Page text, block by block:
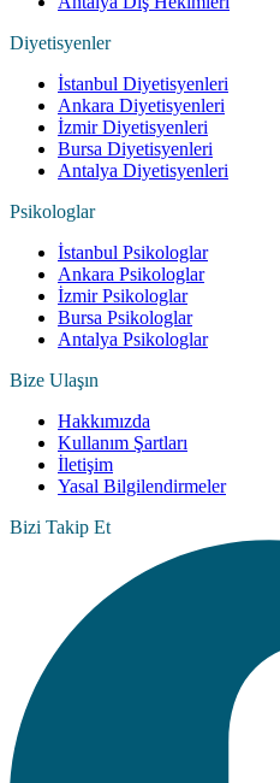
Diyetisyenler
İstanbul Diyetisyenleri
Ankara Diyetisyenleri
İzmir Diyetisyenleri
Bursa Diyetisyenleri
Antalya Diyetisyenleri
Psikologlar
İstanbul Psikologlar
Ankara Psikologlar
İzmir Psikologlar
Bursa Psikologlar
Antalya Psikologlar
Bize Ulaşın
Hakkımızda
Kullanım Şartları
İletişim
Yasal Bilgilendirmeler
Bizi Takip Et